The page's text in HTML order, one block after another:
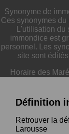
Synonyme de
Ces synonymes
L'utilisation
immondice est
personnel. Les
site sont
Horaire des
Définition
Retrouver la
Larousse